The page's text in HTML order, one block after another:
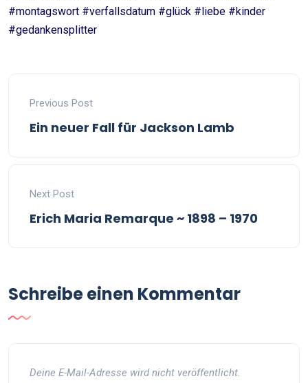
#montagswort #verfallsdatum #glück #liebe #kinder
#gedankensplitter
Previous Post
Ein neuer Fall für Jackson Lamb
Next Post
Erich Maria Remarque ~ 1898 – 1970
Schreibe einen Kommentar
Deine E-Mail-Adresse wird nicht veröffentlicht.